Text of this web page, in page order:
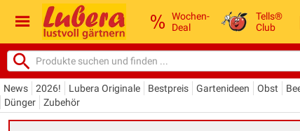
Wochen-
Deal
Tells®
Club
News 2026! Lubera Originale Bestpreis Gartenideen Obst
Dünger
Zubehör